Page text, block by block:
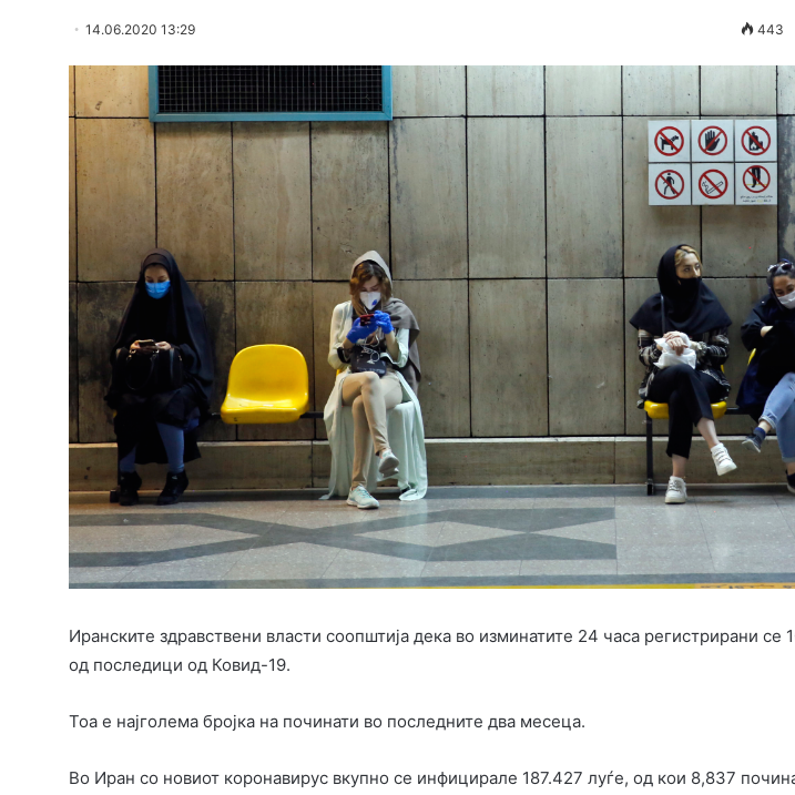
14.06.2020 13:29 443
Иранските здравствени власти соопштија дека во изминатите 24 часа регистрирани се
од последици од Ковид-19.
Тоа е најголема бројка на починати во последните два месеца.
Во Иран со новиот коронавирус вкупно се инфицирале 187.427 луѓе, од кои 8,837